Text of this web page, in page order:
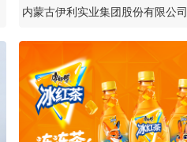
内蒙古伊利实业集团股份有限公司